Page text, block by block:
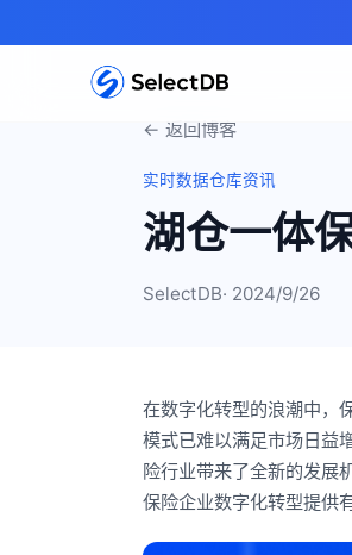
← 返回博客
实时数据仓库资讯
湖仓一体
SelectDB· 2024/9/26
在数字化转型的浪潮中，
模式已难以满足市场日益
险行业带来了全新的发展
保险企业数字化转型提供